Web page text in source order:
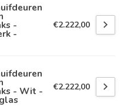
-
-
€2.222,00
- Wit - €2.222,00